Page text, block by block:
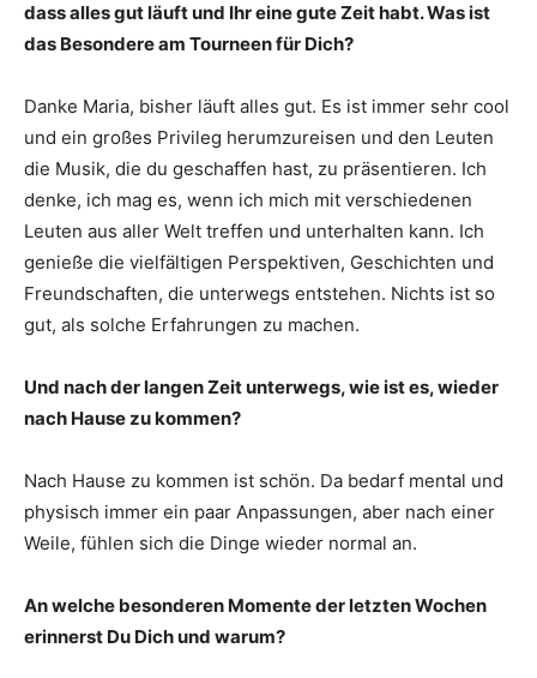
dass alles gut läuft und Ihr eine gute Zeit habt. Was ist
das Besondere am Tourneen für Dich?
Danke Maria, bisher läuft alles gut. Es ist immer sehr cool
und ein großes Privileg herumzureisen und den Leuten
die Musik, die du geschaffen hast, zu präsentieren. Ich
denke, ich mag es, wenn ich mich mit verschiedenen
Leuten aus aller Welt treffen und unterhalten kann. Ich
genieße die vielfältigen Perspektiven, Geschichten und
Freundschaften, die unterwegs entstehen. Nichts ist so
gut, als solche Erfahrungen zu machen.
Und nach der langen Zeit unterwegs, wie ist es, wieder
nach Hause zu kommen?
Nach Hause zu kommen ist schön. Da bedarf mental und
physisch immer ein paar Anpassungen, aber nach einer
Weile, fühlen sich die Dinge wieder normal an.
An welche besonderen Momente der letzten Wochen
erinnerst Du Dich und warum?